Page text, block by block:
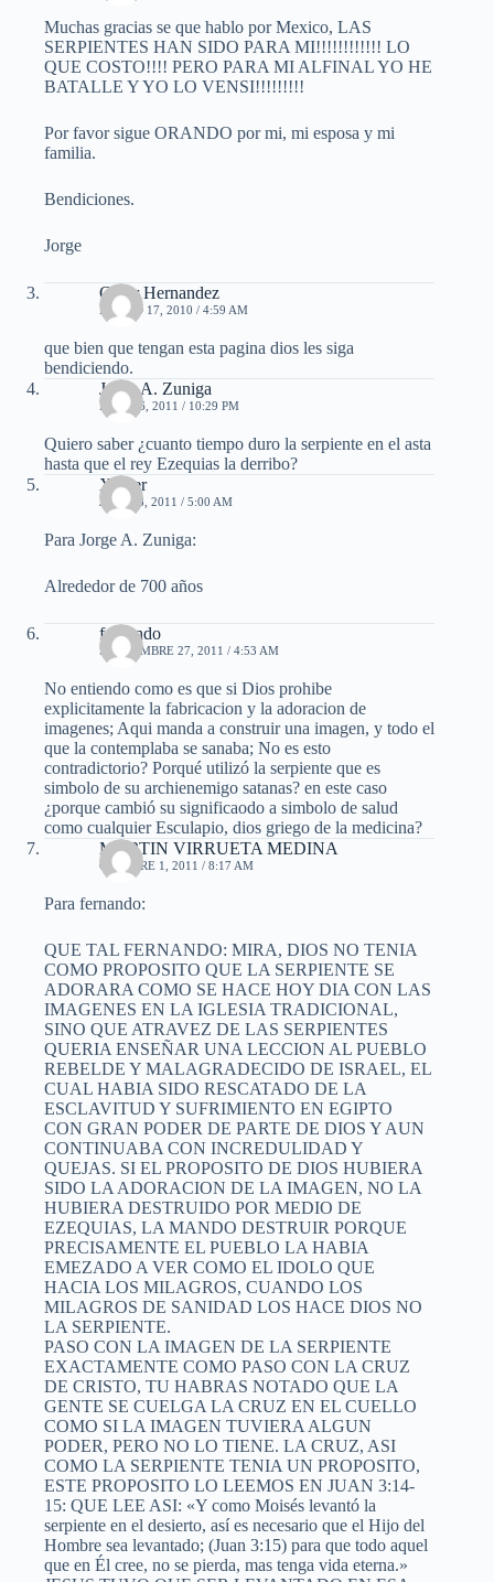
Muchas gracias se que hablo por Mexico, LAS
SERPIENTES HAN SIDO PARA MI!!!!!!!!!!!! LO
QUE COSTO!!!! PERO PARA MI ALFINAL YO HE
BATALLE Y YO LO VENSI!!!!!!!!!
Por favor sigue ORANDO por mi, mi esposa y mi
familia.
Bendiciones.
Jorge
Cesar Hernandez
MARZO 17, 2010 / 4:59 AM
que bien que tengan esta pagina dios les siga
bendiciendo.
Jorge A. Zuniga
MAYO 6, 2011 / 10:29 PM
Quiero saber ¿cuanto tiempo duro la serpiente en el asta
hasta que el rey Ezequias la derribo?
Xavier
JUNIO 8, 2011 / 5:00 AM
Para Jorge A. Zuniga:
Alrededor de 700 años
fernando
SEPTIEMBRE 27, 2011 / 4:53 AM
No entiendo como es que si Dios prohibe
explicitamente la fabricacion y la adoracion de
imagenes; Aqui manda a construir una imagen, y todo el
que la contemplaba se sanaba; No es esto
contradictorio? Porqué utilizó la serpiente que es
simbolo de su archienemigo satanas? en este caso
¿porque cambió su significaodo a simbolo de salud
como cualquier Esculapio, dios griego de la medicina?
MARTIN VIRRUETA MEDINA
OCTUBRE 1, 2011 / 8:17 AM
Para fernando:
QUE TAL FERNANDO: MIRA, DIOS NO TENIA
COMO PROPOSITO QUE LA SERPIENTE SE
ADORARA COMO SE HACE HOY DIA CON LAS
IMAGENES EN LA IGLESIA TRADICIONAL,
SINO QUE ATRAVEZ DE LAS SERPIENTES
QUERIA ENSEÑAR UNA LECCION AL PUEBLO
REBELDE Y MALAGRADECIDO DE ISRAEL, EL
CUAL HABIA SIDO RESCATADO DE LA
ESCLAVITUD Y SUFRIMIENTO EN EGIPTO
CON GRAN PODER DE PARTE DE DIOS Y AUN
CONTINUABA CON INCREDULIDAD Y
QUEJAS. SI EL PROPOSITO DE DIOS HUBIERA
SIDO LA ADORACION DE LA IMAGEN, NO LA
HUBIERA DESTRUIDO POR MEDIO DE
EZEQUIAS, LA MANDO DESTRUIR PORQUE
PRECISAMENTE EL PUEBLO LA HABIA
EMEZADO A VER COMO EL IDOLO QUE
HACIA LOS MILAGROS, CUANDO LOS
MILAGROS DE SANIDAD LOS HACE DIOS NO
LA SERPIENTE.
PASO CON LA IMAGEN DE LA SERPIENTE
EXACTAMENTE COMO PASO CON LA CRUZ
DE CRISTO, TU HABRAS NOTADO QUE LA
GENTE SE CUELGA LA CRUZ EN EL CUELLO
COMO SI LA IMAGEN TUVIERA ALGUN
PODER, PERO NO LO TIENE. LA CRUZ, ASI
COMO LA SERPIENTE TENIA UN PROPOSITO,
ESTE PROPOSITO LO LEEMOS EN JUAN 3:14-
15: QUE LEE ASI: «Y como Moisés levantó la
serpiente en el desierto, así es necesario que el Hijo del
Hombre sea levantado; (Juan 3:15) para que todo aquel
que en Él cree, no se pierda, mas tenga vida eterna.»